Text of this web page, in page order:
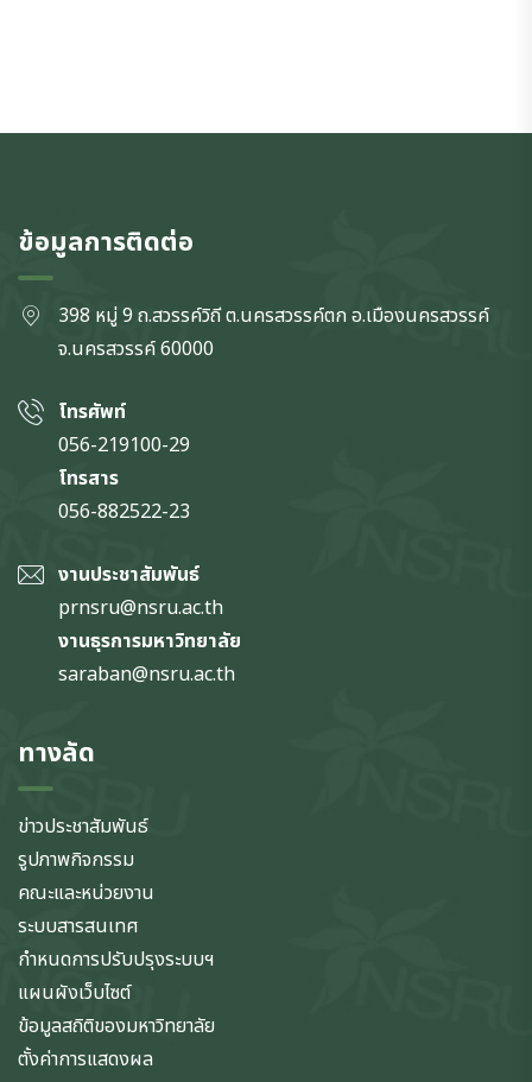
ข้อมูลการติดต่อ
398 หมู่ 9 ถ.สวรรค์วิถี ต.นครสวรรค์ตก อ.เมืองนครสวรรค์
จ.นครสวรรค์60000
โทรศัพท์
056-219100-29
โทรสาร
056-882522-23
งานประชาสัมพันธ์
prnsru@nsru.ac.th
งานธุรการมหาวิทยาลัย
saraban@nsru.ac.th
ทางลัด
ข่าวประชาสัมพันธ์
รูปภาพกิจกรรม
คณะและหน่วยงาน
ระบบสารสนเทศ
กำหนดการปรับปรุงระบบฯ
แผนผังเว็บไซต์
ข้อมูลสถิติของมหาวิทยาลัย
ตั้งค่าการแสดงผล